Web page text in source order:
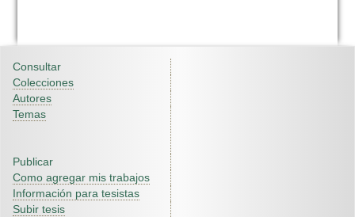
Consultar
Colecciones
Autores
Temas
Publicar
Como agregar mis trabajos
Información para tesistas
Subir tesis